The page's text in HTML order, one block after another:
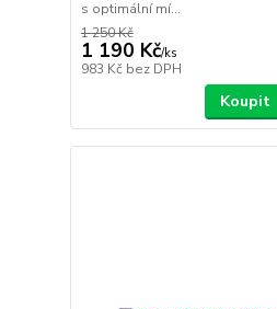
s optimální mí...
1 250 Kč
1 190 Kč/ks
983 Kč bez DPH
Koupit